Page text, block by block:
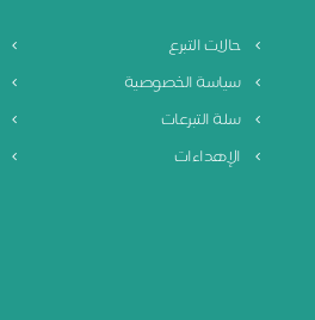
حالات التبرع
سياسة الخصوصية
سلة التبرعات
الإهداءات